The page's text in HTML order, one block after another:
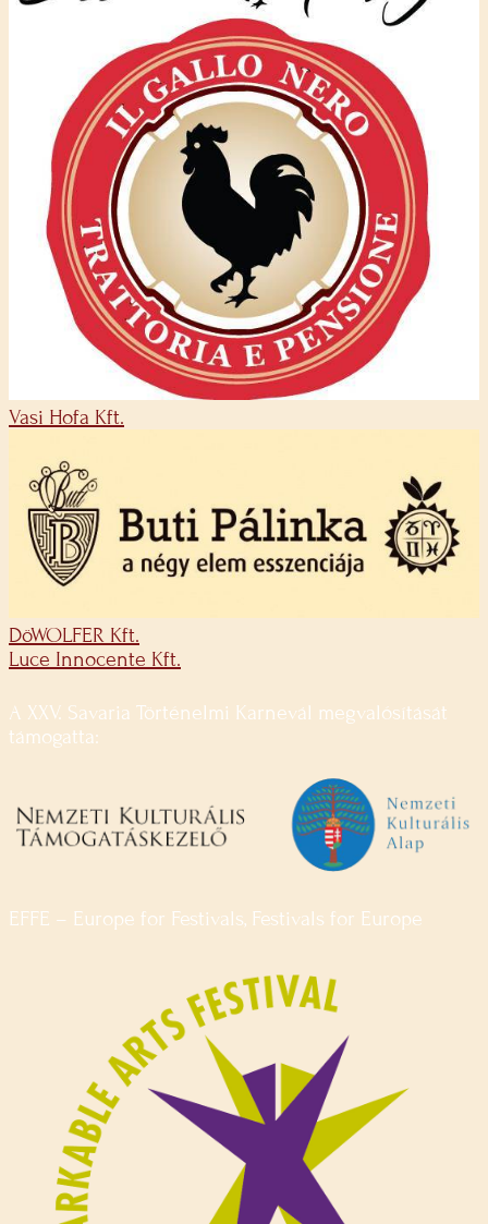
Vasi Hofa Kft.
DöWOLFER Kft.
Luce Innocente Kft.
A XXV. Savaria Történelmi Karnevál megvalósítását
támogatta:
EFFE – Europe for Festivals, Festivals for Europe